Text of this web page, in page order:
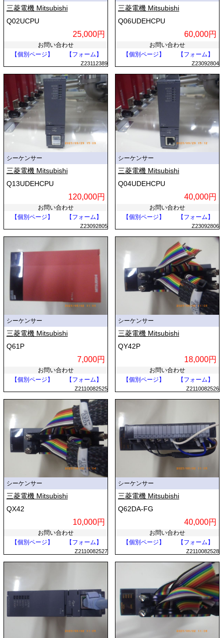
三菱電機 Mitsubishi
Q02UCPU
25,000円
お問い合わせ
【個別ページ】
【フォーム】
Z23112389
三菱電機 Mitsubishi
Q06UDEHCPU
60,000円
お問い合わせ
【個別ページ】
【フォーム】
Z23092804
シーケンサー
三菱電機 Mitsubishi
Q13UDEHCPU
120,000円
お問い合わせ
【個別ページ】
【フォーム】
Z23092805
シーケンサー
三菱電機 Mitsubishi
Q04UDEHCPU
40,000円
お問い合わせ
【個別ページ】
【フォーム】
Z23092806
シーケンサー
三菱電機 Mitsubishi
Q61P
7,000円
お問い合わせ
【個別ページ】
【フォーム】
Z2110082525
シーケンサー
三菱電機 Mitsubishi
QY42P
18,000円
お問い合わせ
【個別ページ】
【フォーム】
Z2110082526
シーケンサー
三菱電機 Mitsubishi
QX42
10,000円
お問い合わせ
【個別ページ】
【フォーム】
Z2110082527
シーケンサー
三菱電機 Mitsubishi
Q62DA-FG
40,000円
お問い合わせ
【個別ページ】
【フォーム】
Z2110082528